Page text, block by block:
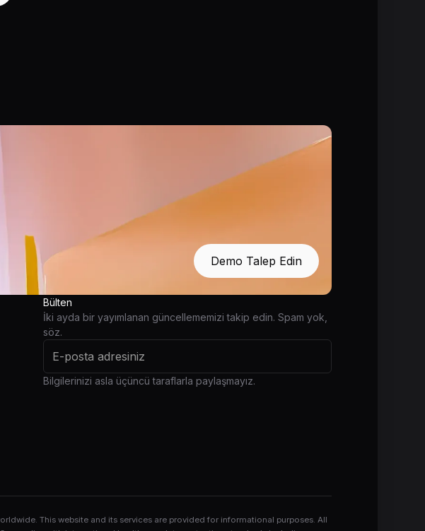
Demo Talep Edin
Bülten
İki ayda bir yayımlanan güncellememizi takip edin. Spam yok,
söz.
Bilgilerinizi asla üçüncü taraflarla paylaşmayız.
This website and its services are provided for informational purposes. All